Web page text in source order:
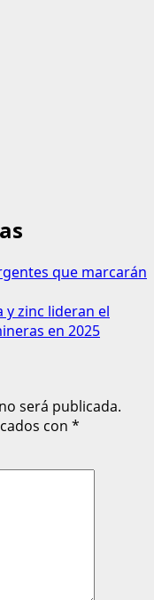
que marcarán
y zinc lideran el
en 2025
será publicada.
con *